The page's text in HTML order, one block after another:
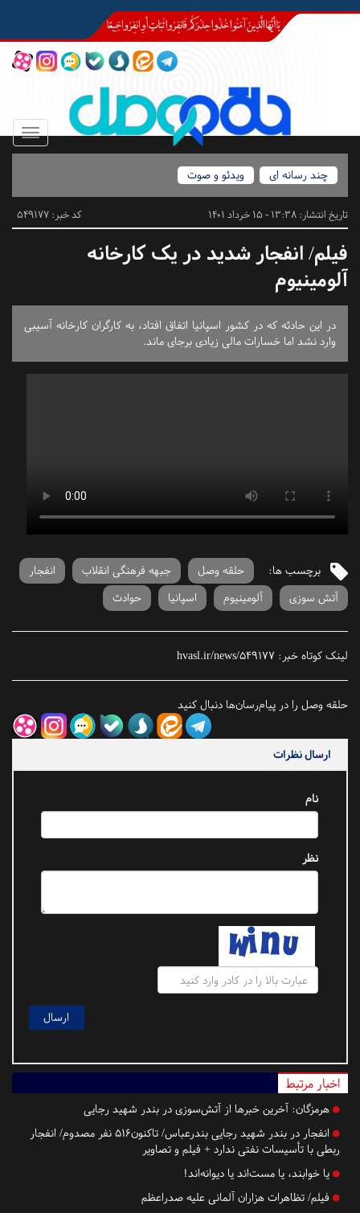
Toggle
چند رسانه ای
ویدئو و صوت
تاریخ انتشار: 13:38 - 15 خرداد 1401 کد خبر: 549177
فیلم/ انفجار شدید در یک کارخانه
آلومینیوم
در این حادثه که در کشور اسپانیا اتفاق افتاد، به کارگران کارخانه آسیبی
وارد نشد اما خسارات مالی زیادی برجای ماند.
برچسب ها: حلقه وصل جبهه فرهنگی انقلاب
انفجار
آتش سوزی
آلومینیوم اسپانیا حوادث
لینک کوتاه خبر: hvasl.ir/news/549177
حلقه وصل را در پیام‌رسان‌ها دنبال کنید
ارسال نظرات
نام
نظر
اخبار مرتبط
هرمزگان: آخرین خبرها از آتش‌سوزی در بندر شهید رجایی
انفجار در بندر شهید رجایی بندرعباس/ تاکنون۵۱۶ نفر مصدوم/ انفجار
ربطی با تأسیسات نفتی ندارد + فیلم و تصاویر
یا خوابند، یا مست‌اند یا دیوانه‌اند!
فیلم/ تظاهرات هزاران آلمانی علیه صدراعظم